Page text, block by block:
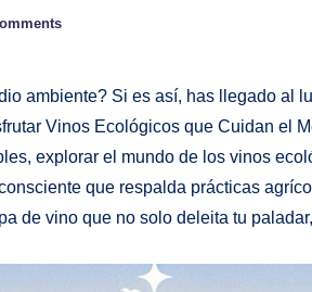
ambiente? Si es así, has llegado al
Vinos Ecológicos que Cuidan el
explorar el mundo de los vinos
que respalda prácticas
de vino que no solo deleita tu